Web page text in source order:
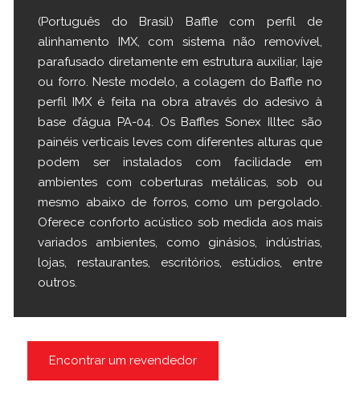
(Português do Brasil) Baffle com perfil de
alinhamento IMX, com sistema não removível,
parafusado diretamente em estrutura auxiliar, laje
ou forro. Neste modelo, a colagem do Baffle no
perfil IMX é feita na obra através do adesivo à
base d’água PA-04. Os Baffles Sonex Illtec são
painéis verticais leves com diferentes alturas que
podem ser instalados com facilidade em
ambientes com coberturas metálicas, sob ou
mesmo abaixo de forros, como um pergolado.
Oferece conforto acústico sob medida aos mais
variados ambientes, como ginásios, indústrias,
lojas, restaurantes, escritórios, estúdios, entre
outros.
Encontrar um revendedor